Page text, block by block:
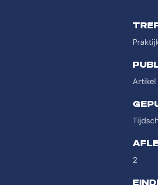
Artikel
2